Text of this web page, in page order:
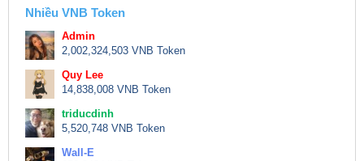
Nhiều VNB Token
Admin
2,002,324,503 VNB Token
Quy Lee
14,838,008 VNB Token
triducdinh
5,520,748 VNB Token
Wall-E